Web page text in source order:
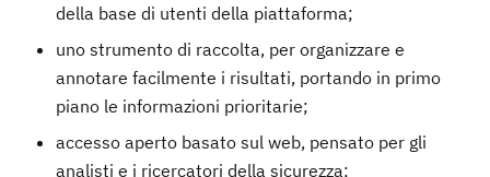
della base di utenti della piattaforma;
uno strumento di raccolta, per organizzare e
annotare facilmente i risultati, portando in primo
piano le informazioni prioritarie;
accesso aperto basato sul web, pensato per gli
analisti e i ricercatori della sicurezza;